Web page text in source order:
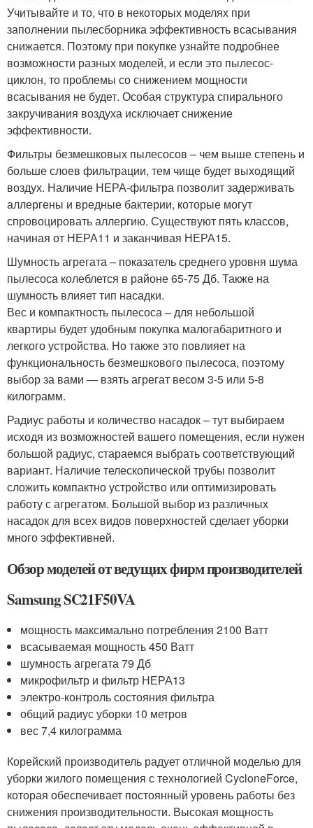
Учитывайте и то, что в некоторых моделях при
заполнении пылесборника эффективность всасывания
снижается. Поэтому при покупке узнайте подробнее
возможности разных моделей, и если это пылесос-
циклон, то проблемы со снижением мощности
всасывания не будет. Особая структура спирального
закручивания воздуха исключает снижение
эффективности.
Фильтры безмешковых пылесосов – чем выше степень и
больше слоев фильтрации, тем чище будет выходящий
воздух. Наличие НЕРА-фильтра позволит задерживать
аллергены и вредные бактерии, которые могут
спровоцировать аллергию. Существуют пять классов,
начиная от НЕРА11 и заканчивая НЕРА15.
Шумность агрегата – показатель среднего уровня шума
пылесоса колеблется в районе 65-75 Дб. Также на
шумность влияет тип насадки.
Вес и компактность пылесоса – для небольшой
квартиры будет удобным покупка малогабаритного и
легкого устройства. Но также это повлияет на
функциональность безмешкового пылесоса, поэтому
выбор за вами — взять агрегат весом 3-5 или 5-8
килограмм.
Радиус работы и количество насадок – тут выбираем
исходя из возможностей вашего помещения, если нужен
большой радиус, стараемся выбрать соответствующий
вариант. Наличие телескопической трубы позволит
сложить компактно устройство или оптимизировать
работу с агрегатом. Большой выбор из различных
насадок для всех видов поверхностей сделает уборки
много эффективней.
Обзор моделей от ведущих фирм производителей
Samsung SC21F50VA
мощность максимально потребления 2100 Ватт
всасываемая мощность 450 Ватт
шумность агрегата 79 Дб
микрофильтр и фильтр НЕРА13
электро-контроль состояния фильтра
общий радиус уборки 10 метров
вес 7,4 килограмма
Корейский производитель радует отличной моделью для
уборки жилого помещения с технологией CycloneForce,
которая обеспечивает постоянный уровень работы без
снижения производительности. Высокая мощность